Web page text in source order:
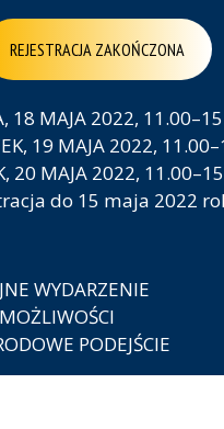
REJESTRACJA ZAKOŃCZONA
18 MAJA 2022,
19 MAJA 2022,
20 MAJA 2022,
do 15 maja 2022
WYDARZENIE
PODEJŚCIE